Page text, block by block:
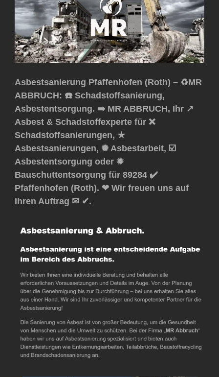
Asbestsanierung Pfaffenhofen (Roth) – ♻️MR
ABBRUCH: ☎️ Schadstoffsanierung,
Asbestentsorgung. ➡️ MR ABBRUCH, Ihr ↗️
Asbest & Schadstoffexperte für ❌
Schadstoffsanierungen, ★
Asbestsanierungen, ✺ Asbestarbeit, ☑️
Asbestentsorgung oder ✹
Bauschuttentsorgung für 89284 ✔️
Pfaffenhofen (Roth). ❤ Wir freuen uns auf
Ihren Auftrag ✉ ✔.